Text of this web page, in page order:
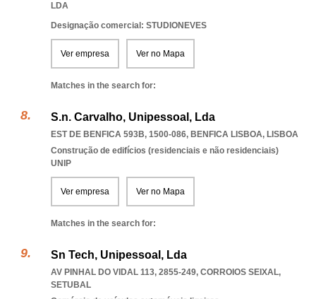
LDA
Designação comercial: STUDIONEVES
Ver empresa Ver no Mapa
Matches in the search for:
S.n. Carvalho, Unipessoal, Lda
EST DE BENFICA 593B, 1500-086, BENFICA LISBOA, LISBOA
Construção de edifícios (residenciais e não residenciais)
UNIP
Ver empresa Ver no Mapa
Matches in the search for:
Sn Tech, Unipessoal, Lda
AV PINHAL DO VIDAL 113, 2855-249, CORROIOS SEIXAL,
SETUBAL